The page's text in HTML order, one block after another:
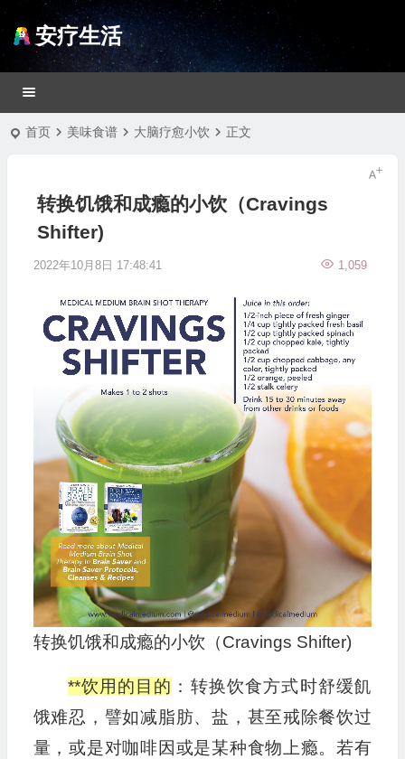
安疗生活
首页 美味食谱 大脑疗愈小饮 正文
转换饥饿和成瘾的小饮（Cravings
Shifter)
2022年10月8日 17:48:41 1,059
转换饥饿和成瘾的小饮（Cravings Shifter)
**饮用的目的 ：转换饮食方式时舒缓飢
饿难忍，譬如减脂肪、盐，甚至戒除餐饮过
量，或是对咖啡因或是某种食物上瘾。若有